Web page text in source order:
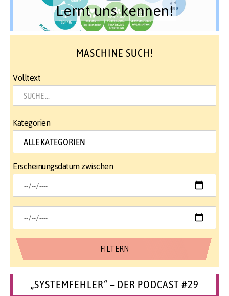
Lernt uns kennen!
MASCHINE SUCH!
Volltext
Kategorien
Erscheinungsdatum zwischen
„SYSTEMFEHLER“ – DER PODCAST #29